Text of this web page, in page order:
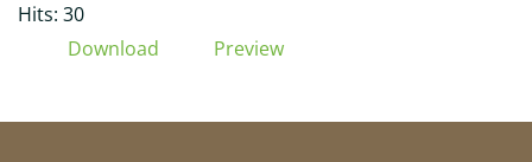
Hits: 30
Download
Preview